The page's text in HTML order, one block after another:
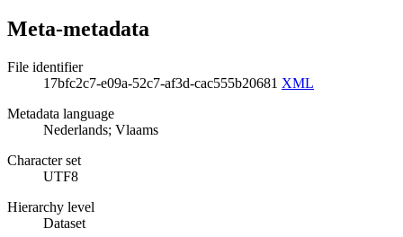
Meta-metadata
File identifier
17bfc2c7-e09a-52c7-af3d-cac555b20681 XML
Metadata language
Nederlands; Vlaams
Character set
UTF8
Hierarchy level
Dataset